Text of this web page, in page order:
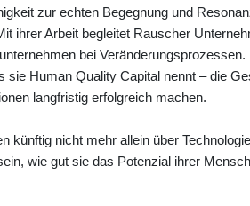
zur echten Begegnung und
ihrer Arbeit begleitet Rauscher
bei Veränderungsprozessen.
Human Quality Capital nennt – die
langfristig erfolgreich machen.
künftig nicht mehr allein über
wie gut sie das Potenzial ihrer